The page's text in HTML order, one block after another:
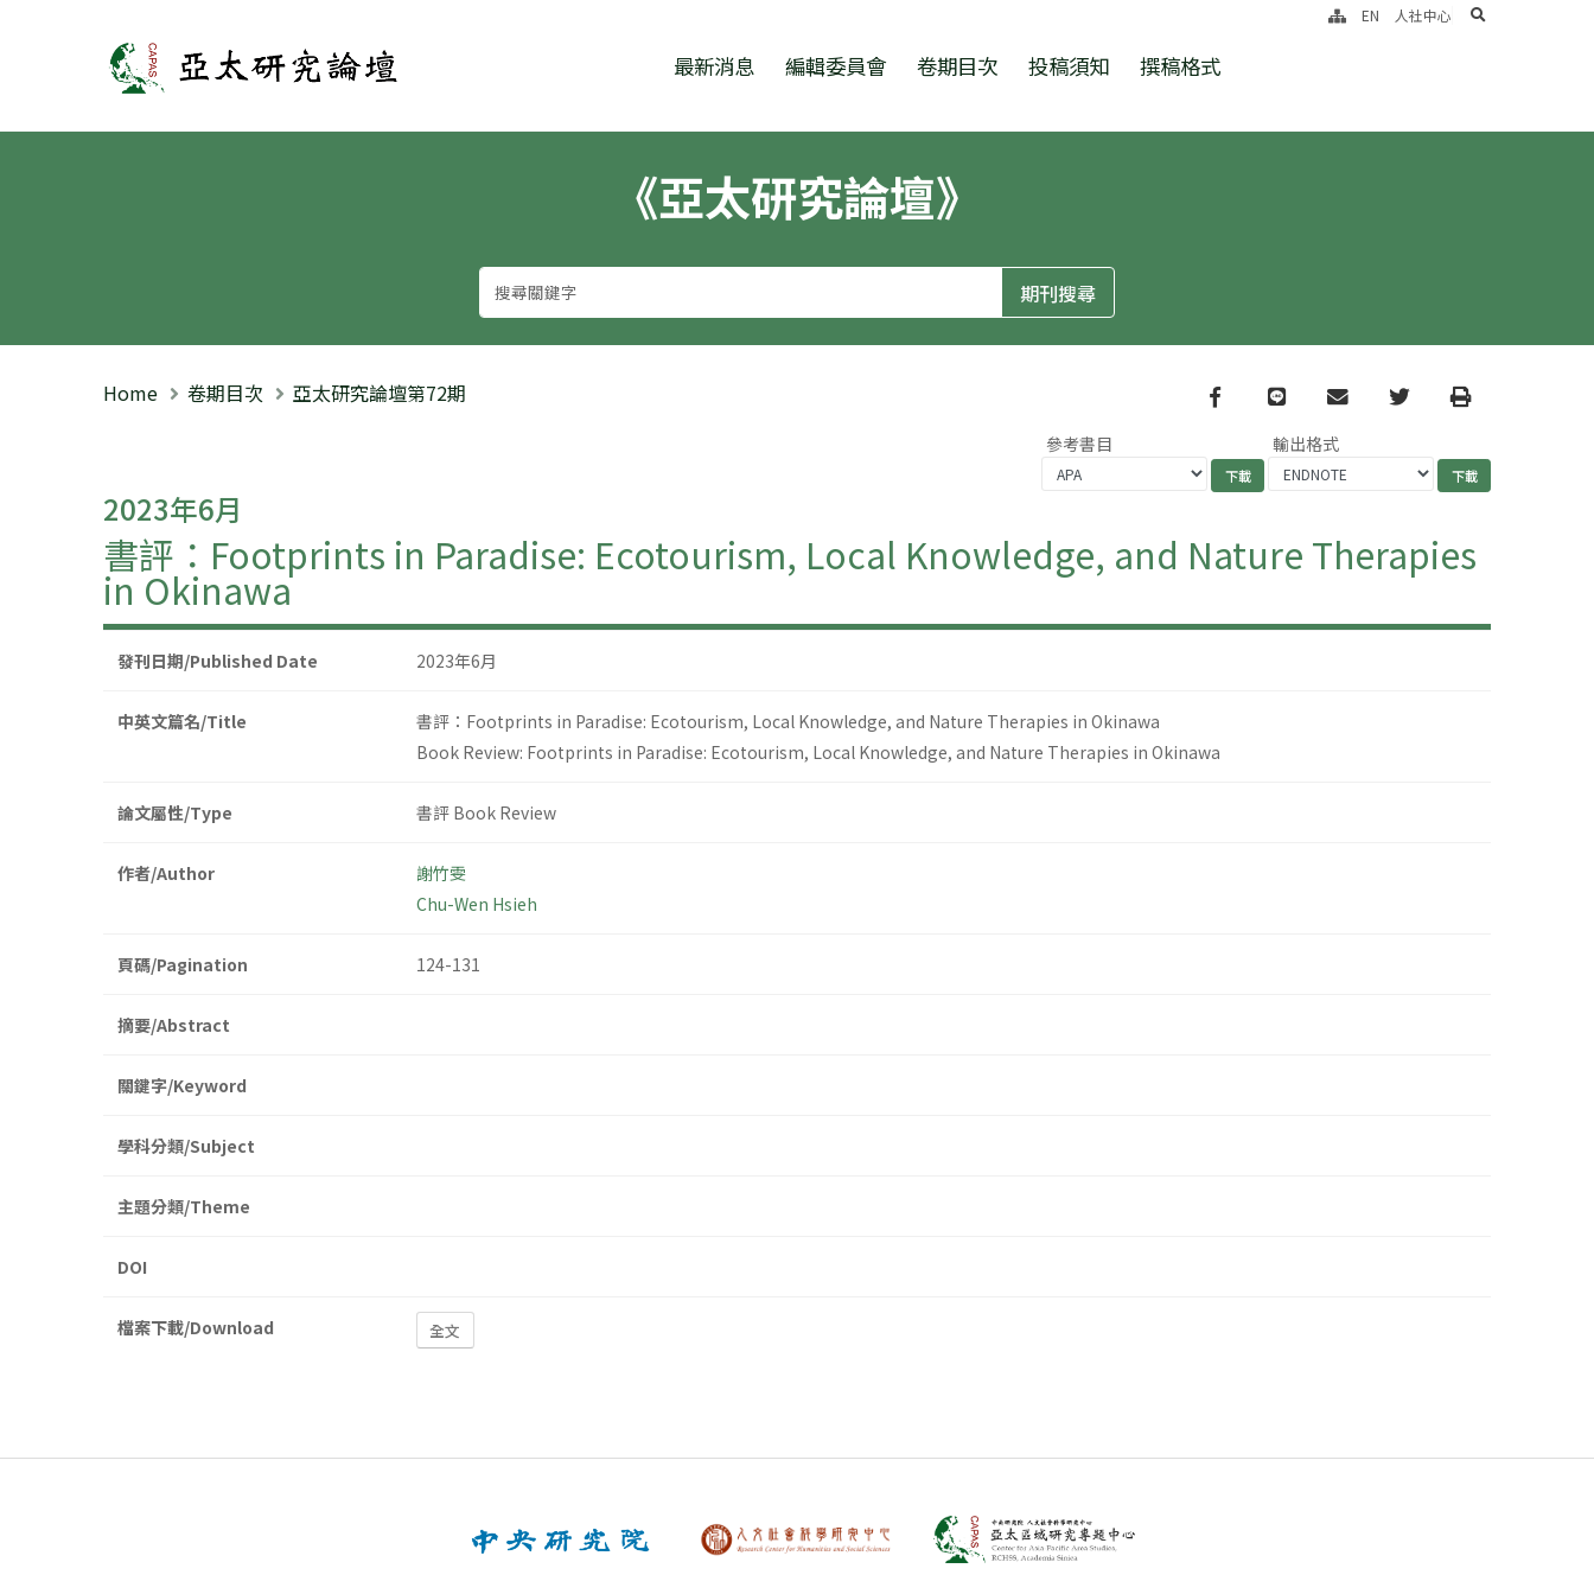
亞太研究論壇 最新消息 編輯委員會 卷期目次 投稿須知 撰稿格式
EN 人社中心 search
《亞太研究論壇》
Home 卷期目次 亞太研究論壇第72期 Facebook
line email TwitterPrint
參考書目 輸出格式
2023年6月
書評：Footprints in Paradise: Ecotourism, Local Knowledge, and Nature Therapies
in Okinawa
發刊日期/Published Date 2023年6月
中英文篇名/Title
書評：Footprints in Paradise: Ecotourism, Local Knowledge, and Nature Therapies in Okinawa
Book Review: Footprints in Paradise: Ecotourism, Local Knowledge, and Nature Therapies in Okinawa
論文屬性/Type 書評 Book Review
作者/Author
謝竹雯
Chu-Wen Hsieh
頁碼/Pagination 124-131
摘要/Abstract
關鍵字/Keyword
學科分類/Subject
主題分類/Theme
DOI
檔案下載/Download 全文